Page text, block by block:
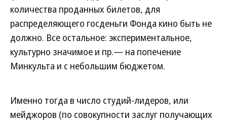
количества проданных билетов, для
распределяющего госденьги Фонда кино быть не
должно. Все остальное: экспериментальное,
культурно значимое и пр.— на попечение
Минкульта и с небольшим бюджетом.
Именно тогда в число студий-лидеров, или
мейджоров (по совокупности заслуг получающих